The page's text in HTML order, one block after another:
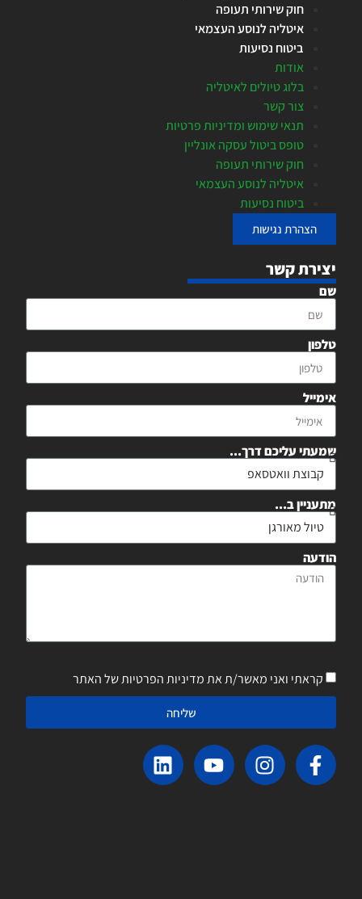
חוק שירותי תעופה
איטליה לנוסע העצמאי
ביטוח נסיעות
אודות
בלוג טיולים לאיטליה
צור קשר
תנאי שימוש ומדיניות פרטיות
טופס ביטול עסקה אונליין
חוק שירותי תעופה
איטליה לנוסע העצמאי
ביטוח נסיעות
הצהרת נגישות
יצירת קשר
שם
טלפון
אימייל
שמעתי עליכם דרך...
מתעניין ב...
הודעה
קראתי ואני מאשר/ת את מדיניות הפרטיות של האתר
שליחה